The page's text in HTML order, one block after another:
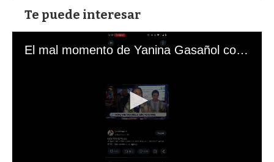
Te puede interesar
El mal momento de Yanina Gasañol con un hincha argentino en "Subrayado"